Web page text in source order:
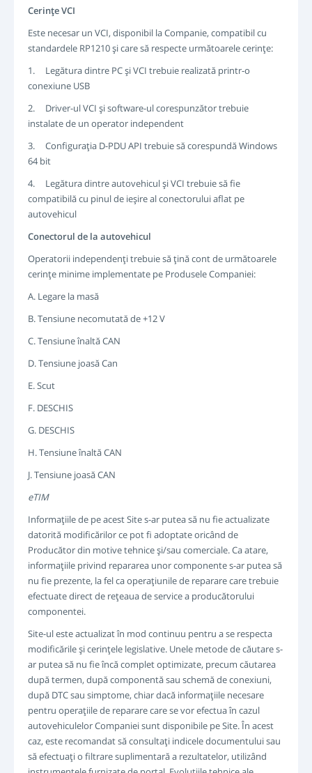
Cerinţe VCI
Este necesar un VCI, disponibil la Companie, compatibil cu
standardele RP1210 şi care să respecte următoarele cerinţe:
1. Legătura dintre PC şi VCI trebuie realizată printr-o
conexiune USB
2. Driver-ul VCI şi software-ul corespunzător trebuie
instalate de un operator independent
3. Configuraţia D-PDU API trebuie să corespundă Windows
64 bit
4. Legătura dintre autovehicul şi VCI trebuie să fie
compatibilă cu pinul de ieşire al conectorului aflat pe
autovehicul
Conectorul de la autovehicul
Operatorii independenţi trebuie să ţină cont de următoarele
cerinţe minime implementate pe Produsele Companiei:
A. Legare la masă
B. Tensiune necomutată de +12 V
C. Tensiune înaltă CAN
D. Tensiune joasă Can
E. Scut
F. DESCHIS
G. DESCHIS
H. Tensiune înaltă CAN
J. Tensiune joasă CAN
eTIM
Informaţiile de pe acest Site s-ar putea să nu fie actualizate
datorită modificărilor ce pot fi adoptate oricând de
Producător din motive tehnice şi/sau comerciale. Ca atare,
informaţiile privind repararea unor componente s-ar putea să
nu fie prezente, la fel ca operaţiunile de reparare care trebuie
efectuate direct de reţeaua de service a producătorului
componentei.
Site-ul este actualizat în mod continuu pentru a se respecta
modificările şi cerinţele legislative. Unele metode de căutare s-
ar putea să nu fie încă complet optimizate, precum căutarea
după termen, după componentă sau schemă de conexiuni,
după DTC sau simptome, chiar dacă informaţiile necesare
pentru operaţiile de reparare care se vor efectua în cazul
autovehiculelor Companiei sunt disponibile pe Site. În acest
caz, este recomandat să consultaţi indicele documentului sau
să efectuaţi o filtrare suplimentară a rezultatelor, utilizând